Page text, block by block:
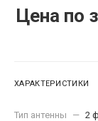
Цена по
ХАРАКТЕРИСТИКИ
Тип антенны — 2